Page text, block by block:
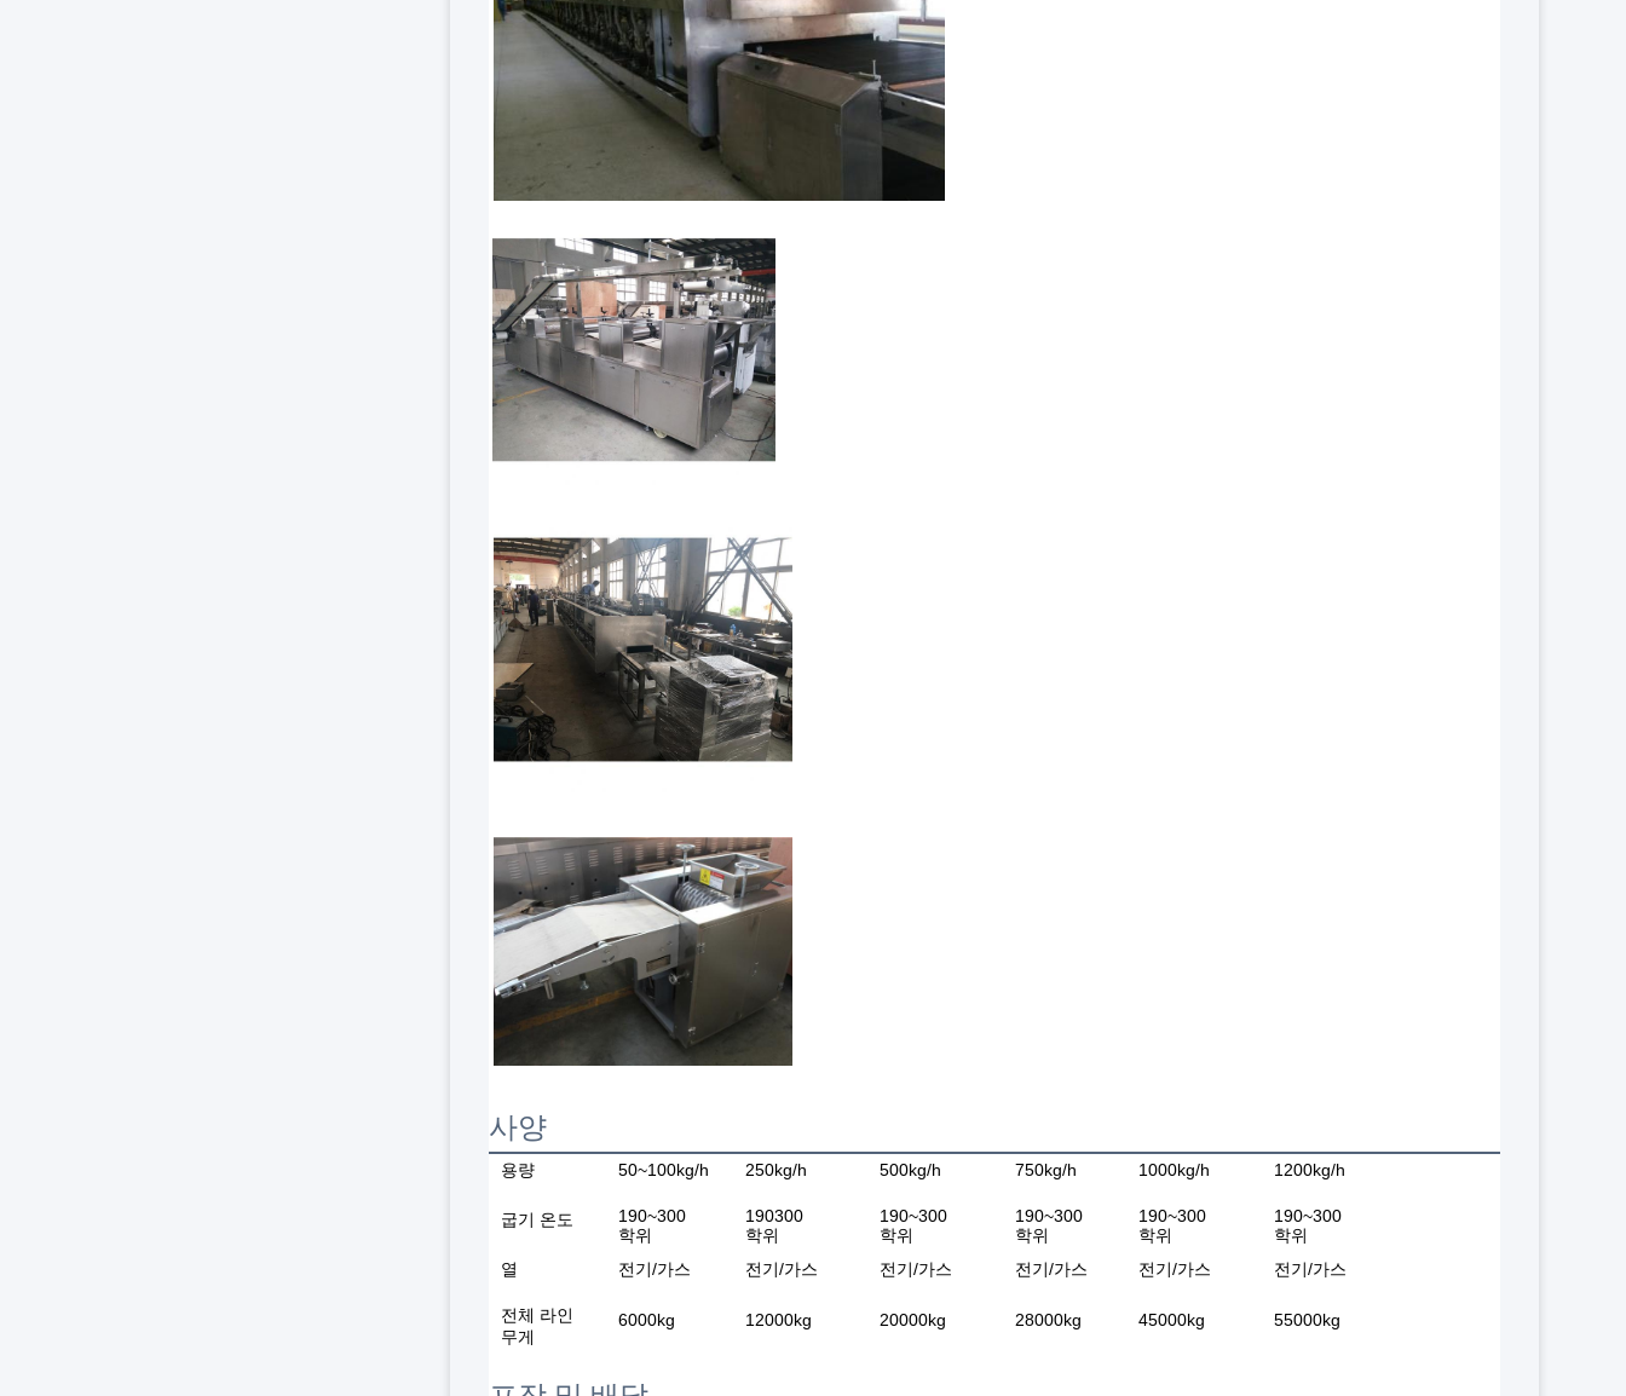
사양
용량 50~100kg/h 250kg/h 500kg/h 750kg/h 1000kg/h 1200kg/h
굽기 온도
190~300
학위
190300
학위
190~300
학위
190~300
학위
190~300
학위
190~300
학위
열
전기/가스 전기/가스 전기/가스 전기/가스 전기/가스 전기/가스
전체 라인
무게
6000kg 12000kg 20000kg 28000kg 45000kg 55000kg